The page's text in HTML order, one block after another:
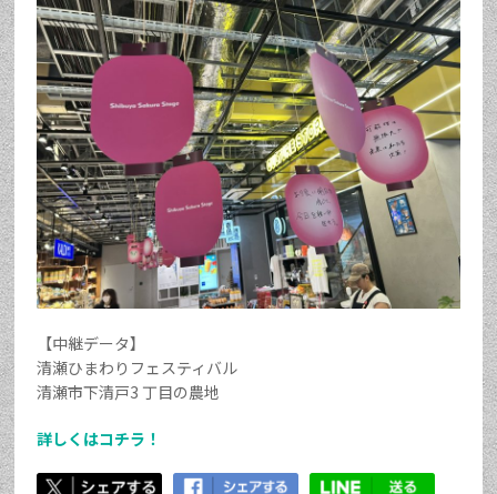
【中継データ】
清瀬ひまわりフェスティバル
清瀬市下清戸3 丁目の農地
詳しくはコチラ！